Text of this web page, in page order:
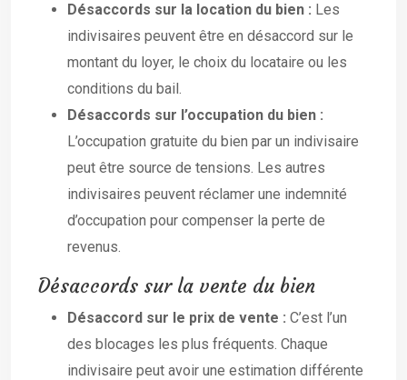
Désaccords sur la location du bien : Les
indivisaires peuvent être en désaccord sur le
montant du loyer, le choix du locataire ou les
conditions du bail.
Désaccords sur l’occupation du bien :
L’occupation gratuite du bien par un indivisaire
peut être source de tensions. Les autres
indivisaires peuvent réclamer une indemnité
d’occupation pour compenser la perte de
revenus.
Désaccords sur la vente du bien
Désaccord sur le prix de vente : C’est l’un
des blocages les plus fréquents. Chaque
indivisaire peut avoir une estimation différente